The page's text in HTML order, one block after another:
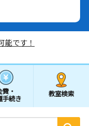
能です！
費・
手続き
教室検索